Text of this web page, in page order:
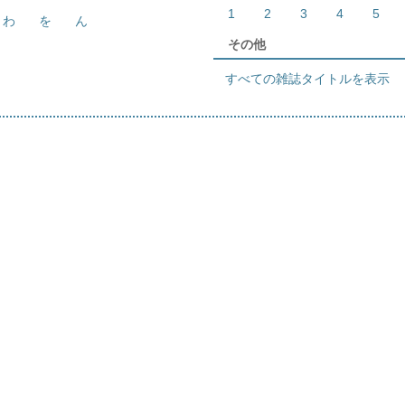
わ を ん 1 2 3 4 5
その他
すべての雑誌タイトルを表示